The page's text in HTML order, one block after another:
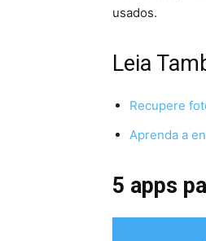
usados.
Leia
Recupere
Aprenda a
5 apps